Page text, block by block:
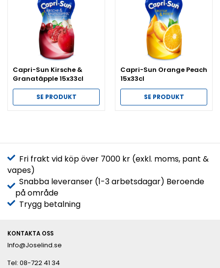
Capri-Sun Kirsche &
Granatäpple 15x33cl
SE PRODUKT
Capri-Sun Orange Peach
15x33cl
SE PRODUKT
Fri frakt vid köp över 7000 kr (exkl. moms, pant &
vapes)
Snabba leveranser (1-3 arbetsdagar) Beroende
på område
Trygg betalning
KONTAKTA OSS
Info@Joselind.se
Tel: 08-722 41 34